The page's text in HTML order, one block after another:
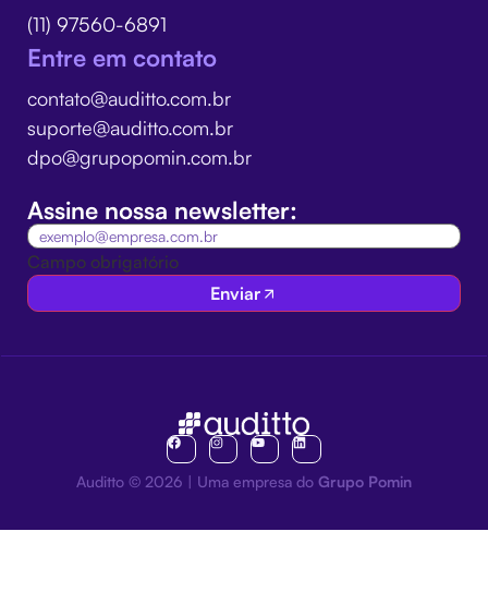
(11) 97560-6891
Entre em contato
contato@auditto.com.br
suporte@auditto.com.br
dpo@grupopomin.com.br
Assine nossa newsletter:
Campo obrigatório
Enviar
Auditto © 2026 | Uma empresa do Grupo Pomin